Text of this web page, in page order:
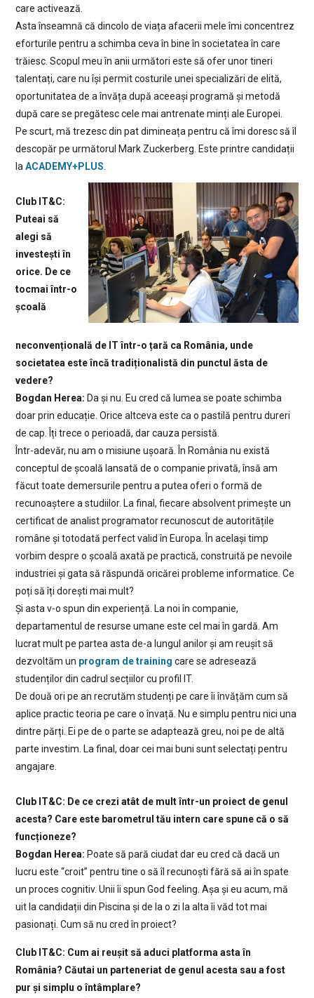
care activează.
Asta înseamnă că dincolo de viața afacerii mele îmi concentrez
eforturile pentru a schimba ceva în bine în societatea în care
trăiesc. Scopul meu în anii următori este să ofer unor tineri
talentați, care nu își permit costurile unei specializări de elită,
oportunitatea de a învăța după aceeași programă și metodă
după care se pregătesc cele mai antrenate minți ale Europei.
Pe scurt, mă trezesc din pat dimineața pentru că îmi doresc să îl
descopăr pe următorul Mark Zuckerberg. Este printre candidații
la ACADEMY+PLUS
Club IT&C:
Puteai să
alegi să
investești în
orice. De ce
tocmai într-o
școală
neconvențională de IT într-o țară ca România, unde
societatea este încă tradiționalistă din punctul ăsta de
vedere?
Bogdan Herea: Da și nu. Eu cred că lumea se poate schimba
doar prin educație. Orice altceva este ca o pastilă pentru dureri
de cap. Îți trece o perioadă, dar cauza persistă.
Într-adevăr, nu am o misiune ușoară. În România nu există
conceptul de școală lansată de o companie privată, însă am
făcut toate demersurile pentru a putea oferi o formă de
recunoaștere a studiilor. La final, fiecare absolvent primește un
certificat de analist programator recunoscut de autoritățile
române și totodată perfect valid în Europa. În același timp
vorbim despre o școală axată pe practică, construită pe nevoile
industriei și gata să răspundă oricărei probleme informatice. Ce
poți să îți dorești mai mult?
Și asta v-o spun din experiență. La noi în companie,
departamentul de resurse umane este cel mai în gardă. Am
lucrat mult pe partea asta de-a lungul anilor și am reușit să
dezvoltăm un program de training care se adresează
studenților din cadrul secțiilor cu profil IT.
De două ori pe an recrutăm studenți pe care îi învățăm cum să
aplice practic teoria pe care o învață. Nu e simplu pentru nici una
dintre părți. Ei pe de o parte se adaptează greu, noi pe de altă
parte investim. La final, doar cei mai buni sunt selectați pentru
angajare.
Club IT&C: De ce crezi atât de mult într-un proiect de genul
acesta? Care este barometrul tău intern care spune că o să
funcționeze?
Bogdan Herea: Poate să pară ciudat dar eu cred că dacă un
lucru este “croit” pentru tine o să îl recunoști fără să ai în spate
un proces cognitiv. Unii îi spun God feeling. Așa și eu acum, mă
uit la candidații din Piscina și de la o zi la alta îi văd tot mai
pasionați. Cum să nu cred în proiect?
Club IT&C: Cum ai reușit să aduci platforma asta în
România? Căutai un parteneriat de genul acesta sau a fost
pur și simplu o întâmplare?